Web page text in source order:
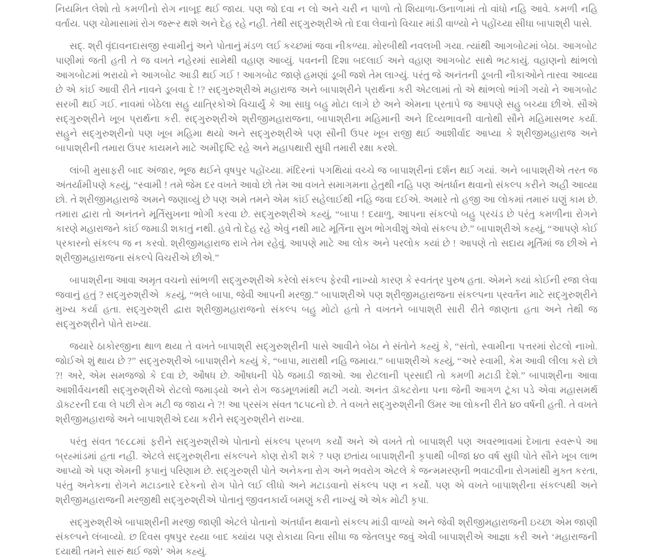
નિયમિત લેશો તો કમળીનો રોગ નાબૂદ થઈ જાય. પણ જો દવા ન લો અને ચરી ન પાળો તો શિયાળા-ઉનાળામાં તો વાંધો નહિ આવે. કમળી નહિ
વર્તાય. પણ ચોમાસામાં રોગ જરૂર થશે અને દેહ રહે નહીં. તેથી સદ્‌ગુરુશ્રીએ તો દવા લેવાનો વિચાર માંડી વાળ્યો ને પહોંચ્યા સીધા બાપાશ્રી પાસે.
સદ્‌. શ્રી વૃંદાવનદાસજી સ્વામીનું અને પોતાનું મંડળ લઈ કચ્છમાં જવા નીકળ્યા. મોરબીથી નવલખી ગયા. ત્યાંથી આગબોટમાં બેઠા. આગબોટ
પાણીમાં જતી હતી તે જ વખતે નહેરમાં સામેથી વહાણ આવ્યું. પવનની દિશા બદલાઈ અને વહાણ આગબોટ સાથે ભટકાયું. વહાણનો થાંભલો
આગબોટમાં ભરાયો ને આગબોટ આડી થઈ ગઈ ! આગબોટ જાણે હમણાં ડૂબી જશે તેમ લાગ્યું. પરંતુ જે અનંતની ડૂબતી નૌકાઓને તારવા આવ્યા
છે એ કાંઈ આવી રીતે નાવને ડૂબવા દે !? સદ્‌ગુરુશ્રીએ મહારાજ અને બાપાશ્રીને પ્રાર્થના કરી એટલામાં તો એ થાંભલો ભાંગી ગયો ને આગબોટ
સરખી થઈ ગઈ. નાવમાં બેઠેલા સહુ યાત્રિકોએ વિચાર્યું કે આ સાધુ બહુ મોટા લાગે છે અને એમના પ્રતાપે જ આપણે સહુ બચ્યા છીએ. સૌએ
સદ્‌ગુરુશ્રીને ખૂબ પ્રાર્થના કરી. સદ્‌ગુરુશ્રીએ શ્રીજીમહારાજના, બાપાશ્રીના મહિમાની અને દિવ્યભાવની વાતોથી સૌને મહિમાસભર કર્યા.
સહુને સદ્‌ગુરુશ્રીનો પણ ખૂબ મહિમા થયો અને સદ્‌ગુરુશ્રીએ પણ સૌની ઉપર ખૂબ રાજી થઈ આશીર્વાદ આપ્યા કે શ્રીજીમહારાજ અને
બાપાશ્રીની તમારા ઉપર કાયમને માટે અમીદૃષ્ટિ રહે અને મહાપથારી સુધી તમારી રક્ષા કરશે.
લાંબી મુસાફરી બાદ અંજાર, ભૂજ થઈને વૃષપુર પહોંચ્યા. મંદિરનાં પગથિયાં વચ્ચે જ બાપાશ્રીનાં દર્શન થઈ ગયાં. અને બાપાશ્રીએ તરત જ
અંતર્યામીપણે કહ્યું, “સ્વામી ! તમે જેમ દર વખતે આવો છો તેમ આ વખતે સમાગમના હેતુથી નહિ પણ અંતર્ધાન થવાનો સંકલ્પ કરીને અહીં આવ્યા
છો. તે શ્રીજીમહારાજે અમને જણાવ્યું છે પણ અમે તમને એમ કાંઈ સહેલાઈથી નહિ જવા દઈએ. અમારે તો હજી આ લોકમાં તમારું ઘણું કામ છે.
તમારા દ્વારા તો અનંતને મૂર્તિસુખના ભોગી કરવા છે. સદ્‌ગુરુશ્રીએ કહ્યું, “બાપા ! દયાળુ, આપના સંકલ્પો બહુ પ્રચંડ છે પરંતુ કમળીના રોગને
કારણે મહારાજને કાંઈ જમાડી શકાતું નથી. હવે તો દેહ રહે એવું નથી માટે મૂર્તિના સુખ ભોગવીશું એવો સંકલ્પ છે.” બાપાશ્રીએ કહ્યું, “આપણે કોઈ
પ્રકારનો સંકલ્પ જ ન કરવો. શ્રીજીમહારાજ રાખે તેમ રહેવું. આપણે માટે આ લોક અને પરલોક ક્યાં છે ! આપણે તો સદાય મૂર્તિમાં જ છીએ ને
શ્રીજીમહારાજના સંકલ્પે વિચરીએ છીએ.”
બાપાશ્રીના આવા અમૃત વચનો સાંભળી સદ્‌ગુરુશ્રીએ કરેલો સંકલ્પ ફેરવી નાખ્યો કારણ કે સ્વતંત્ર પુરુષ હતા. એમને ક્યાં કોઈની રજા લેવા
જવાનું હતું ? સદ્‌ગુરુશ્રીએ  કહ્યું, “ભલે બાપા, જેવી આપની મરજી.” બાપાશ્રીએ પણ શ્રીજીમહારાજના સંકલ્પના પ્રવર્તન માટે સદ્‌ગુરુશ્રીને
મુખ્ય કર્યા હતા. સદ્‌ગુરુશ્રી દ્વારા શ્રીજીમહારાજનો સંકલ્પ બહુ મોટો હતો તે વખતને બાપાશ્રી સારી રીતે જાણતા હતા અને તેથી જ
સદ્‌ગુરુશ્રીને પોતે રાખ્યા.
જ્યારે ઠાકોરજીના થાળ થયા તે વખતે બાપાશ્રી સદ્‌ગુરુશ્રીની પાસે આવીને બેઠા ને સંતોને કહ્યું કે, “સંતો, સ્વામીના પત્તરમાં રોટલો નાખો.
જોઈએ શું થાય છે ?” સદ્‌ગુરુશ્રીએ બાપાશ્રીને કહ્યું કે, “બાપા, મારાથી નહિ જમાય.” બાપાશ્રીએ કહ્યું, “અરે સ્વામી, કેમ આવી લીલા કરો છો
?! અરે, એમ સમજજો કે દવા છે, ઔષધ છે. ઔષધની પેઠે જમાડી જાઓ. આ રોટલાની પ્રસાદી તો કમળી મટાડી દેશે.” બાપાશ્રીના આવા
આશીર્વચનથી સદ્‌ગુરુશ્રીએ રોટલો જમાડ્યો અને રોગ જડમૂળમાંથી મટી ગયો. અનંત ડૉક્ટરોના પના જેની આગળ ટૂંકા પડે એવા મહાસમર્થ
ડૉક્ટરની દવા લે પછી રોગ મટી જ જાય ને ?! આ પ્રસંગ સંવત ૧૮૫૮નો છે. તે વખતે સદ્‌ગુરુશ્રીની ઉંમર આ લોકની રીતે ૪૦ વર્ષની હતી. તે વખતે
શ્રીજીમહારાજે અને બાપાશ્રીએ દયા કરીને સદ્‌ગુરુશ્રીને રાખ્યા.
પરંતુ સંવત ૧૯૮૮માં ફરીને સદ્‌ગુરુશ્રીએ પોતાનો સંકલ્પ પ્રબળ કર્યો અને એ વખતે તો બાપાશ્રી પણ અવરભાવમાં દેખાતા સ્વરૂપે આ
બ્રહ્માંડમાં હતા નહીં. એટલે સદ્‌ગુરુશ્રીના સંકલ્પને કોણ રોકી શકે ? પણ છતાંય બાપાશ્રીની કૃપાથી બીજાં ૪૦ વર્ષ સુધી પોતે સૌને ખૂબ લાભ
આપ્યો એ પણ એમની કૃપાનું પરિણામ છે. સદ્‌ગુરુશ્રી પોતે અનેકના રોગ અને ભવરોગ એટલે કે જન્મમરણની ભવાટવીના રોગમાંથી મુક્ત કરતા,
પરંતુ અનેકના રોગને મટાડનારે દરેકનો રોગ પોતે લઈ લીધો અને મટાડવાનો સંકલ્પ પણ ન કર્યો. પણ એ વખતે બાપાશ્રીના સંકલ્પથી અને
શ્રીજીમહારાજની મરજીથી સદ્‌ગુરુશ્રીએ પોતાનું જીવનકાર્ય બમણું કરી નાખ્યું એ એક મોટી કૃપા.
સદ્‌ગુરુશ્રીએ બાપાશ્રીની મરજી જાણી એટલે પોતાનો અંતર્ધાન થવાનો સંકલ્પ માંડી વાળ્યો અને જેવી શ્રીજીમહારાજની ઇચ્છા એમ જાણી
સંકલ્પને લંબાવ્યો. છ દિવસ વૃષપુર રહ્યા બાદ ક્યાંય પણ રોકાયા વિના સીધા જ જેતલપુર જવું એવી બાપાશ્રીએ આજ્ઞા કરી અને ‘મહારાજની
દયાથી તમને સારું થઈ જશે’ એમ કહ્યું.